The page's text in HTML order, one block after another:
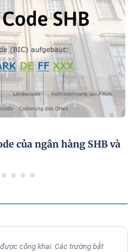
của ngân hàng SHB và
công khai. Các trường bắt